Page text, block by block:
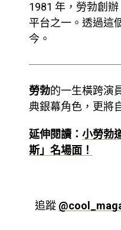
1981 年，勞勃創辦
平台之一。透過這
今。
勞勃的一生橫跨演
典銀幕角色，更將
延伸閱讀： 小勞勃
斯」名場面！
追蹤